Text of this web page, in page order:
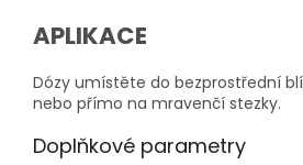
APLIKACE
Dózy umístěte do bezprostřední
nebo přímo na mravenčí stezky.
Doplňkové parametry